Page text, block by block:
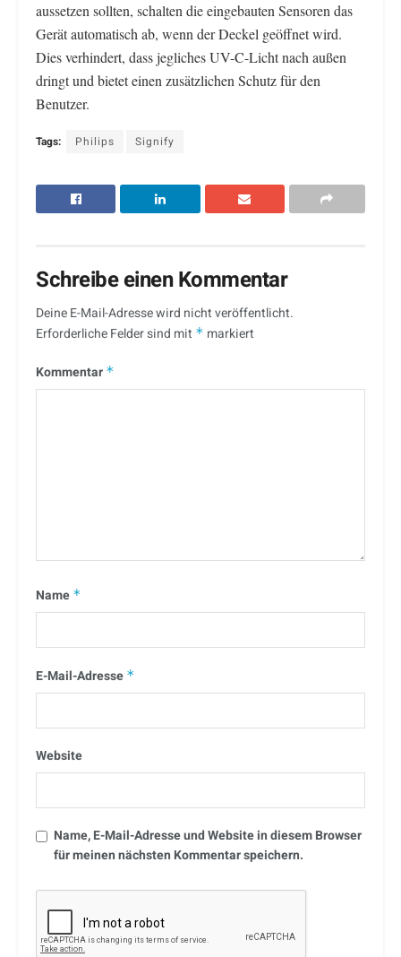
aussetzen sollten, schalten die eingebauten Sensoren das
Gerät automatisch ab, wenn der Deckel geöffnet wird.
Dies verhindert, dass jegliches UV-C-Licht nach außen
dringt und bietet einen zusätzlichen Schutz für den
Benutzer.
Tags: Philips Signify
Schreibe einen Kommentar
Deine E-Mail-Adresse wird nicht veröffentlicht.
Erforderliche Felder sind mit * markiert
Kommentar *
Name *
E-Mail-Adresse *
Website
Name, E-Mail-Adresse und Website in diesem Browser
für meinen nächsten Kommentar speichern.